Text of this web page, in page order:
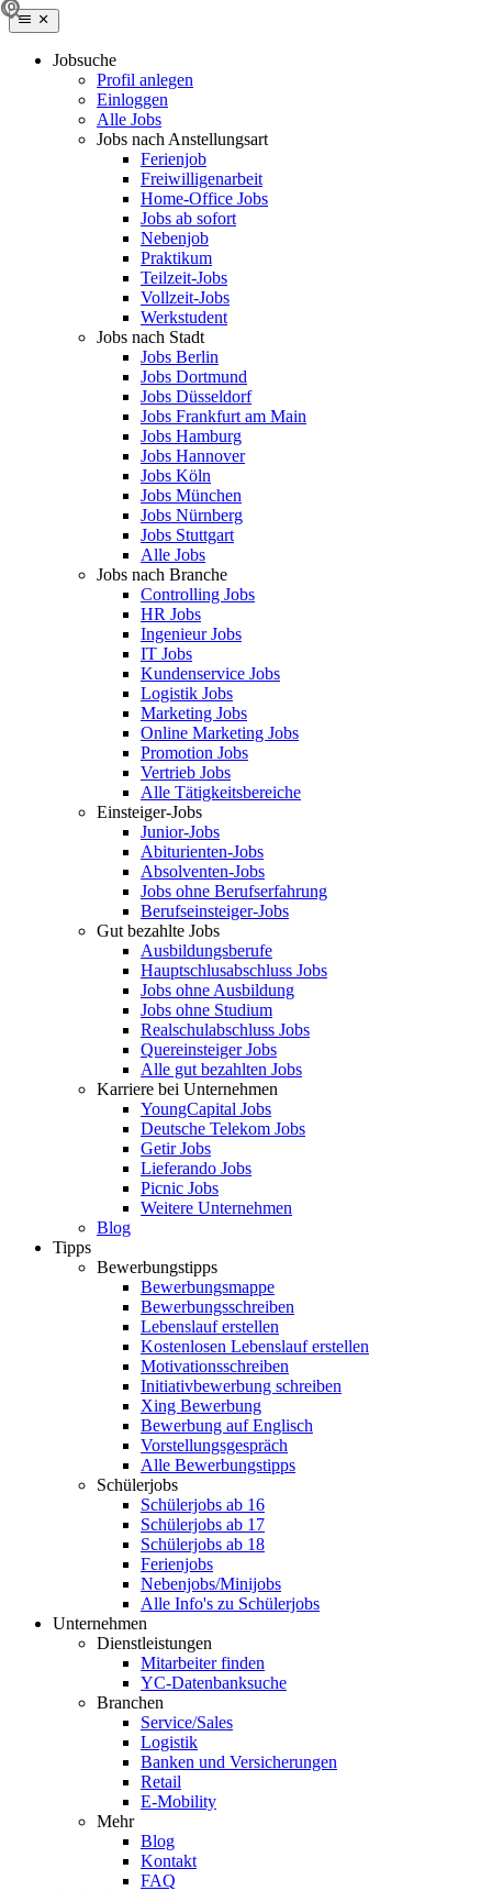
Jobsuche
Profil anlegen
Einloggen
Alle Jobs
Jobs nach Anstellungsart
Ferienjob
Freiwilligenarbeit
Home-Office Jobs
Jobs ab sofort
Nebenjob
Praktikum
Teilzeit-Jobs
Vollzeit-Jobs
Werkstudent
Jobs nach Stadt
Jobs Berlin
Jobs Dortmund
Jobs Düsseldorf
Jobs Frankfurt am Main
Jobs Hamburg
Jobs Hannover
Jobs Köln
Jobs München
Jobs Nürnberg
Jobs Stuttgart
Alle Jobs
Jobs nach Branche
Controlling Jobs
HR Jobs
Ingenieur Jobs
IT Jobs
Kundenservice Jobs
Logistik Jobs
Marketing Jobs
Online Marketing Jobs
Promotion Jobs
Vertrieb Jobs
Alle Tätigkeitsbereiche
Einsteiger-Jobs
Junior-Jobs
Abiturienten-Jobs
Absolventen-Jobs
Jobs ohne Berufserfahrung
Berufseinsteiger-Jobs
Gut bezahlte Jobs
Ausbildungsberufe
Hauptschlusabschluss Jobs
Jobs ohne Ausbildung
Jobs ohne Studium
Realschulabschluss Jobs
Quereinsteiger Jobs
Alle gut bezahlten Jobs
Karriere bei Unternehmen
YoungCapital Jobs
Deutsche Telekom Jobs
Getir Jobs
Lieferando Jobs
Picnic Jobs
Weitere Unternehmen
Blog
Tipps
Bewerbungstipps
Bewerbungsmappe
Bewerbungsschreiben
Lebenslauf erstellen
Kostenlosen Lebenslauf erstellen
Motivationsschreiben
Initiativbewerbung schreiben
Xing Bewerbung
Bewerbung auf Englisch
Vorstellungsgespräch
Alle Bewerbungstipps
Schülerjobs
Schülerjobs ab 16
Schülerjobs ab 17
Schülerjobs ab 18
Ferienjobs
Nebenjobs/Minijobs
Alle Info's zu Schülerjobs
Unternehmen
Dienstleistungen
Mitarbeiter finden
YC-Datenbanksuche
Branchen
Service/Sales
Logistik
Banken und Versicherungen
Retail
E-Mobility
Mehr
Blog
Kontakt
FAQ